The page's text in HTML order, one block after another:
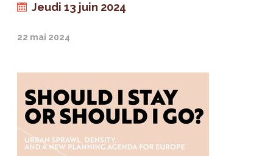
Jeudi 13 juin 2024
22 mai 2024